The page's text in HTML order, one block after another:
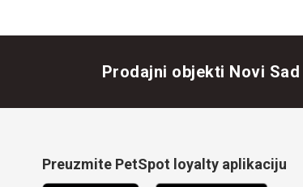
Prodajni objekti Novi Sad
Preuzmite PetSpot loyalty aplikaciju